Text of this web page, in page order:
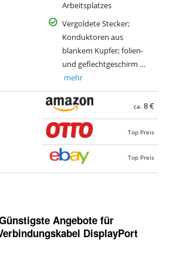
Arbeitsplatzes
Vergoldete Stecker;
Konduktoren aus
blankem Kupfer; folien-
und geflechtgeschirm …
mehr
ca. 8 €
Top Preis
Top Preis
Angebote für
DisplayPort